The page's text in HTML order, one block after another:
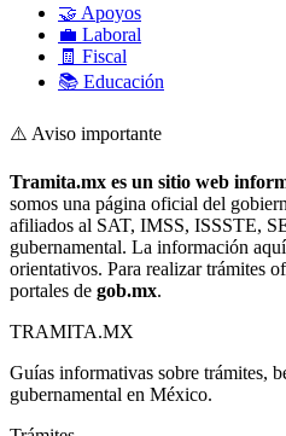
🤝 Apoyos
💼 Laboral
🧾 Fiscal
📚 Educación
⚠️ Aviso importante
Tramita.mx es un sitio web
somos una página oficial del
afiliados al SAT, IMSS, ISSSTE,
gubernamental. La información
orientativos. Para realizar trámites
portales de gob.mx.
TRAMITA.MX
Guías informativas sobre trámites,
gubernamental en México.